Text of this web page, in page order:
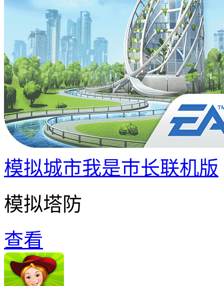
模拟城市我是巿长联机版
模拟塔防
查看